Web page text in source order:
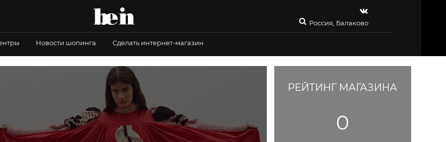
Россия, Балаково
Новости шопинга Сделать интернет-магазин
РЕЙТИНГ МАГАЗИНА
0